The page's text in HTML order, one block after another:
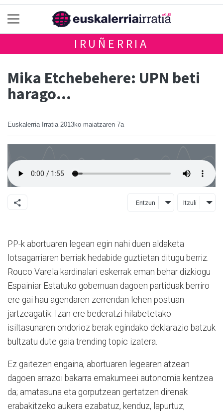
IRUÑERRIA
Mika Etchebehere: UPN beti
harago...
Euskalerria Irratia 2013ko maiatzaren 7a
Entzun Itzuli
PP-k abortuaren legean egin nahi duen aldaketa
lotsagarriaren berriak hedabide guztietan ditugu berriz.
Rouco Varela kardinalari eskerrak eman behar dizkiogu
Espainiar Estatuko gobernuan dagoen partiduak berriro
ere gai hau agendaren zerrendan lehen postuan
jartzeagatik. Izan ere bederatzi hilabetetako
isiltasunaren ondorioz berak egindako deklarazio batzuk
bultzatu dute gaia trending topic izatera.
Ez gaitezen engaina, abortuaren legearen atzean
dagoen arrazoi bakarra emakumeei autonomia kentzea
da; amatasuna eta gorputzean gertatzen direnak
erabakitzeko aukera ezabatuz, kenduz, lapurtuz,